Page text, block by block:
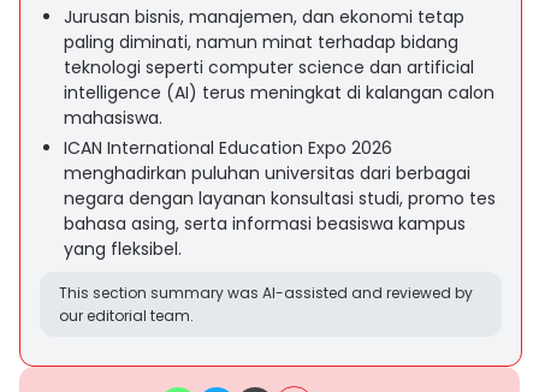
Jurusan bisnis, manajemen, dan ekonomi tetap
paling diminati, namun minat terhadap bidang
teknologi seperti computer science dan artificial
intelligence (AI) terus meningkat di kalangan calon
mahasiswa.
ICAN International Education Expo 2026
menghadirkan puluhan universitas dari berbagai
negara dengan layanan konsultasi studi, promo tes
bahasa asing, serta informasi beasiswa kampus
yang fleksibel.
This section summary was AI-assisted and reviewed by
our editorial team.